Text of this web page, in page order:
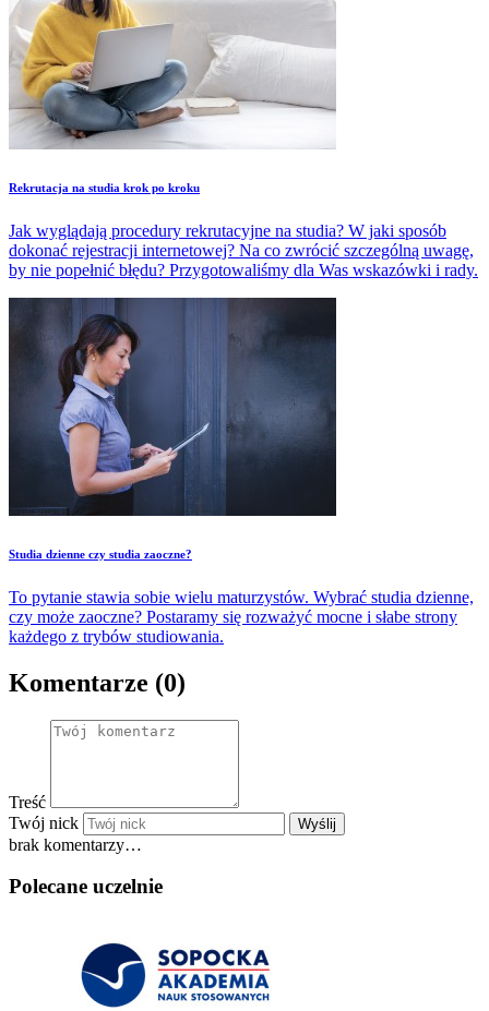
Rekrutacja na studia krok po kroku
Jak wyglądają procedury rekrutacyjne na studia? W jaki sposób
dokonać rejestracji internetowej? Na co zwrócić szczególną uwagę,
by nie popełnić błędu? Przygotowaliśmy dla Was wskazówki i rady.
Studia dzienne czy studia zaoczne?
To pytanie stawia sobie wielu maturzystów. Wybrać studia dzienne,
czy może zaoczne? Postaramy się rozważyć mocne i słabe strony
każdego z trybów studiowania.
Komentarze (0)
Treść
Twój nick
Wyślij
brak komentarzy…
Polecane uczelnie